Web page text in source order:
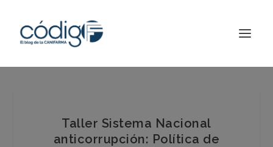
Taller Sistema Nacional
anticorrupción: Política de